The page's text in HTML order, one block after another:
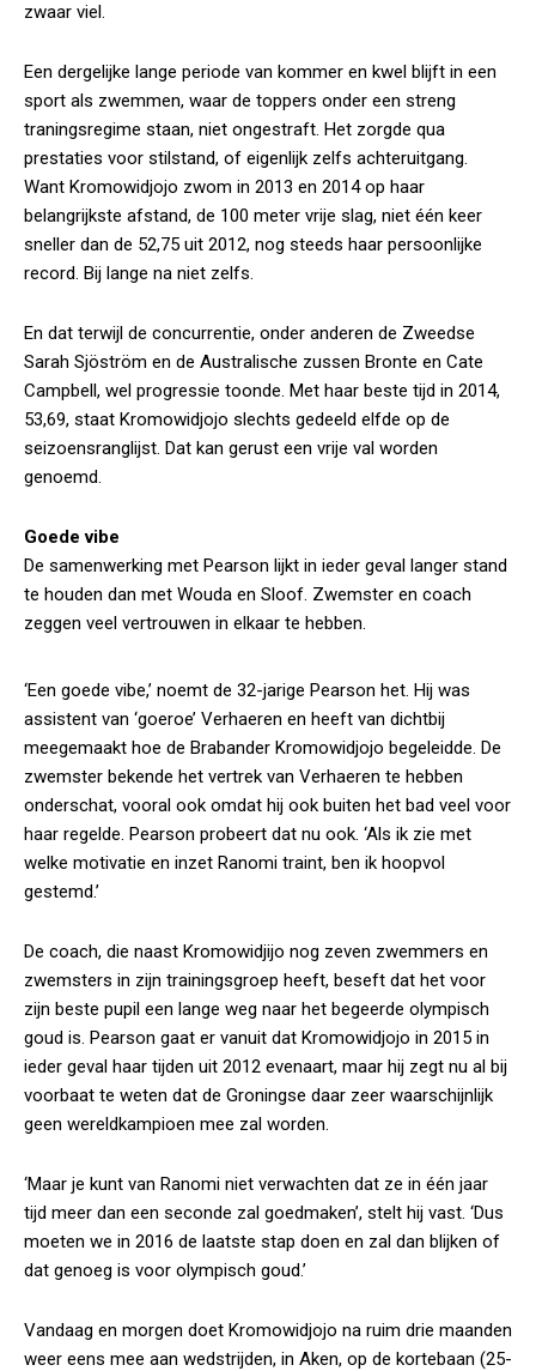
zwaar viel.
Een dergelijke lange periode van kommer en kwel blijft in een
sport als zwemmen, waar de toppers onder een streng
traningsregime staan, niet ongestraft. Het zorgde qua
prestaties voor stilstand, of eigenlijk zelfs achteruitgang.
Want Kromowidjojo zwom in 2013 en 2014 op haar
belangrijkste afstand, de 100 meter vrije slag, niet één keer
sneller dan de 52,75 uit 2012, nog steeds haar persoonlijke
record. Bij lange na niet zelfs.
En dat terwijl de concurrentie, onder anderen de Zweedse
Sarah Sjöström en de Australische zussen Bronte en Cate
Campbell, wel progressie toonde. Met haar beste tijd in 2014,
53,69, staat Kromowidjojo slechts gedeeld elfde op de
seizoensranglijst. Dat kan gerust een vrije val worden
genoemd.
Goede vibe
De samenwerking met Pearson lijkt in ieder geval langer stand
te houden dan met Wouda en Sloof. Zwemster en coach
zeggen veel vertrouwen in elkaar te hebben.
‘Een goede vibe,’ noemt de 32-jarige Pearson het. Hij was
assistent van ‘goeroe’ Verhaeren en heeft van dichtbij
meegemaakt hoe de Brabander Kromowidjojo begeleidde. De
zwemster bekende het vertrek van Verhaeren te hebben
onderschat, vooral ook omdat hij ook buiten het bad veel voor
haar regelde. Pearson probeert dat nu ook. ‘Als ik zie met
welke motivatie en inzet Ranomi traint, ben ik hoopvol
gestemd.’
De coach, die naast Kromowidjijo nog zeven zwemmers en
zwemsters in zijn trainingsgroep heeft, beseft dat het voor
zijn beste pupil een lange weg naar het begeerde olympisch
goud is. Pearson gaat er vanuit dat Kromowidjojo in 2015 in
ieder geval haar tijden uit 2012 evenaart, maar hij zegt nu al bij
voorbaat te weten dat de Groningse daar zeer waarschijnlijk
geen wereldkampioen mee zal worden.
‘Maar je kunt van Ranomi niet verwachten dat ze in één jaar
tijd meer dan een seconde zal goedmaken’, stelt hij vast. ‘Dus
moeten we in 2016 de laatste stap doen en zal dan blijken of
dat genoeg is voor olympisch goud.’
Vandaag en morgen doet Kromowidjojo na ruim drie maanden
weer eens mee aan wedstrijden, in Aken, op de kortebaan (25-